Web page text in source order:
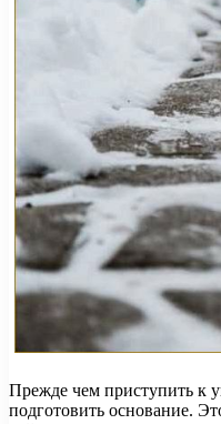
Прежде чем приступить к
подготовить основание.